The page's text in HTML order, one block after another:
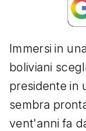
Immersi in
boliviani
presidente in
sembra
vent'anni fa